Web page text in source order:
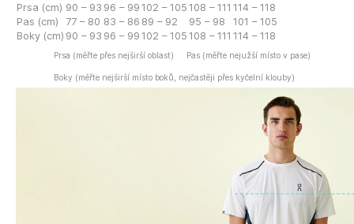
Prsa (cm) 90 – 93 96 – 99 102 – 105 108 – 111 114 – 118
Pas (cm)
77 – 80 83 – 86 89 – 92 95 – 98
101 – 105
Boky (cm) 90 – 93 96 – 99 102 – 105 108 – 111 114 – 118
Prsa (měřte přes nejširší oblast) Pas (měřte nejužší místo v pase)
Boky (měřte nejširší místo boků, nejčastěji přes kyčelní klouby)